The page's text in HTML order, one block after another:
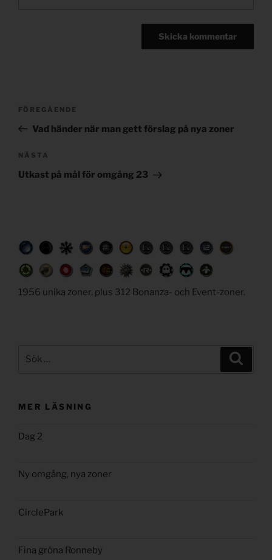
Post
Föregående
inlägg
FÖREGÅENDE
Vad händer när man gett förslag på nya zoner
Nästa
inlägg
NÄSTA
Utkast på mål för omgång 23
1956 unika zoner, plus 312 Bonanza- och Event-zoner.
MER LÄSNING
Dag 2
Ny omgång, nya zoner
CirclePark
Fina gröna Ronneby